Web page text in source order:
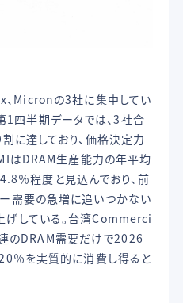
Micronの3社に集中してい
四半期データでは、3社合
に達しており、価格決定力
はDRAM生産能力の年平均
％程度と見込んでおり、前
需要の急増に追いつかない
げしている。台湾Commerci
のDRAM需要だけで2026
％を実質的に消費し得ると